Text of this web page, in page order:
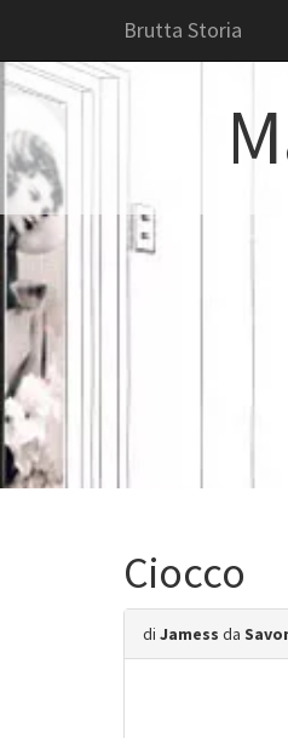
Brutta Storia
Ciocco
di Jamess da